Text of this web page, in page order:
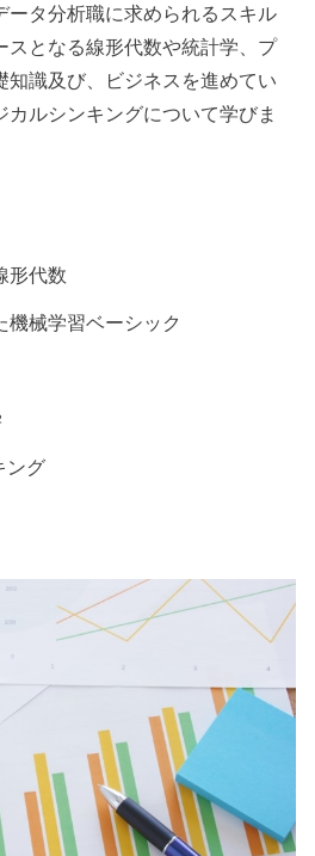
ータ分析職に求められるスキル
スとなる線形代数や統計学、プ
知識及び、ビジネスを進めてい
カルシンキングについて学びま
形代数
機械学習ベーシック
ング